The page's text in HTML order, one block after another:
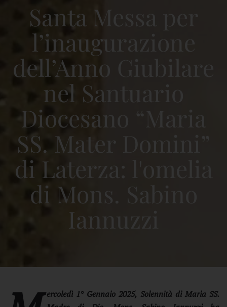
Santa Messa per
l’inaugurazione
dell’Anno Giubilare
nel Santuario
Diocesano “Maria
SS. Mater Domini”
di Laterza: l'omelia
di Mons. Sabino
Iannuzzi
ercoledì 1° Gennaio 2025, Solennità di Maria SS.